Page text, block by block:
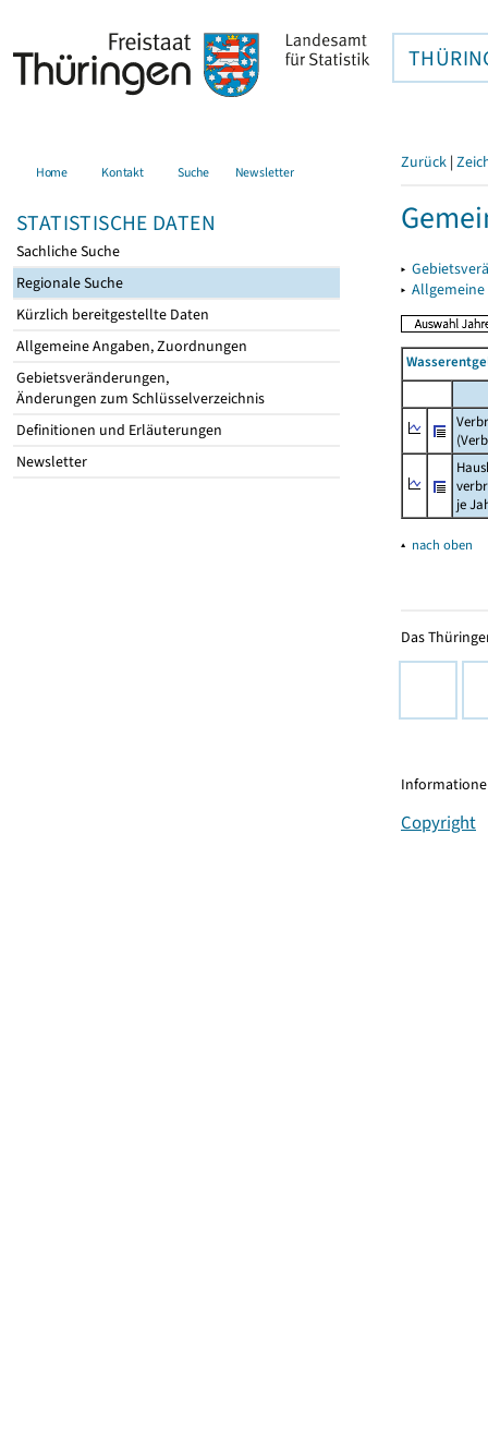
Home Kontakt Suche Newsletter
STATISTISCHE DATEN
Sachliche Suche
Regionale Suche
Kürzlich bereitgestellte Daten
Allgemeine Angaben, Zuordnungen
Gebietsveränderungen,
Änderungen zum Schlüsselverzeichnis
Definitionen und Erläuterungen
Newsletter
Zurück |
▸
▸
je
▴ nach oben
Das
Copyright